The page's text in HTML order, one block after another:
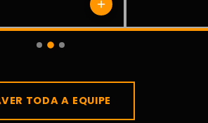
VER TODA A EQUIPE